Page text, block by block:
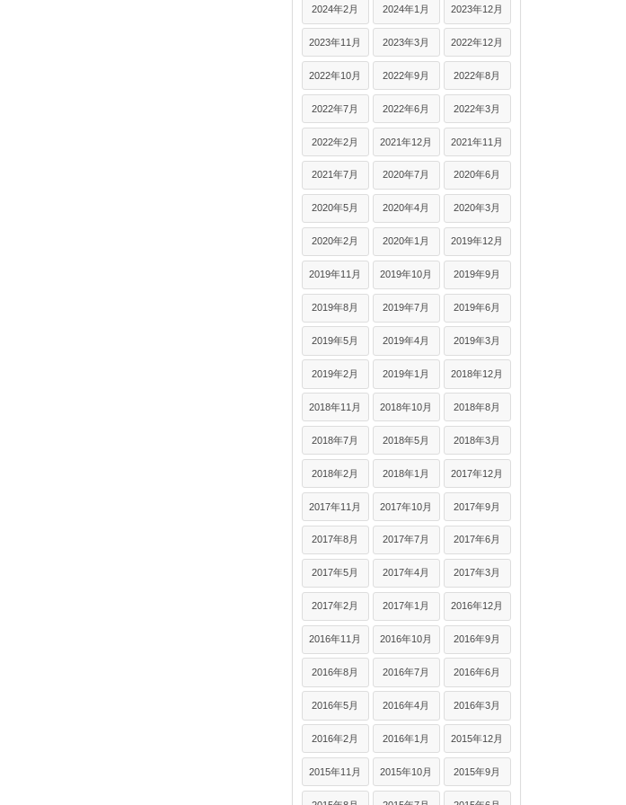
2024年2月 2024年1月 2023年12月
2023年11月 2023年3月 2022年12月
2022年10月 2022年9月 2022年8月
2022年7月 2022年6月 2022年3月
2022年2月 2021年12月 2021年11月
2021年7月 2020年7月 2020年6月
2020年5月 2020年4月 2020年3月
2020年2月 2020年1月 2019年12月
2019年11月 2019年10月 2019年9月
2019年8月 2019年7月 2019年6月
2019年5月 2019年4月 2019年3月
2019年2月 2019年1月 2018年12月
2018年11月 2018年10月 2018年8月
2018年7月 2018年5月 2018年3月
2018年2月 2018年1月 2017年12月
2017年11月 2017年10月 2017年9月
2017年8月 2017年7月 2017年6月
2017年5月 2017年4月 2017年3月
2017年2月 2017年1月 2016年12月
2016年11月 2016年10月 2016年9月
2016年8月 2016年7月 2016年6月
2016年5月 2016年4月 2016年3月
2016年2月 2016年1月 2015年12月
2015年11月 2015年10月 2015年9月